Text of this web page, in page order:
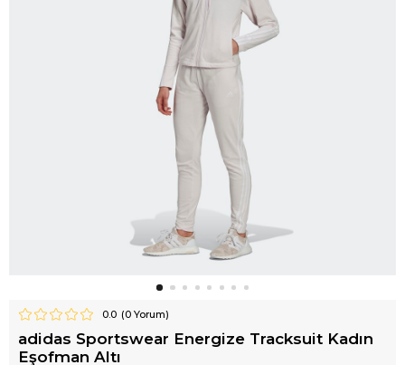
0.0 (0Yorum)
adidas Sportswear Energize Tracksuit Kadın
Eşofman Altı